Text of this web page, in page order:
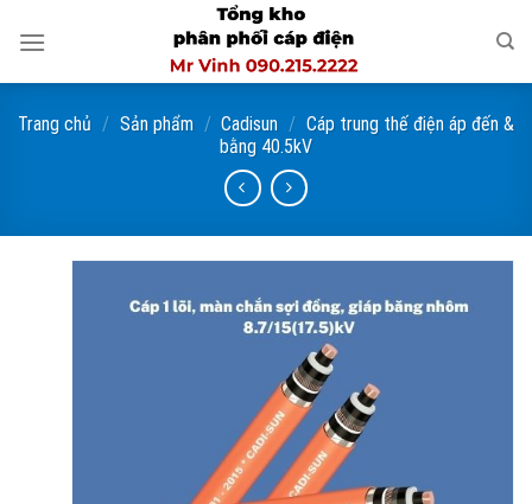
Trang chủ / Sản phẩm / Cadisun / Cáp trung thế điện áp đến &
bằng 40.5kV